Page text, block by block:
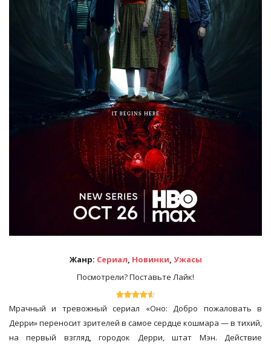
Жанр: Сериал, Новинки, Ужасы
Посмотрели? Поставьте Лайк!
Мрачный и тревожный сериал «Оно: Добро пожаловать в
Дерри» переносит зрителей в самое сердце кошмара — в тихий,
на первый взгляд, городок Дерри, штат Мэн. Действие